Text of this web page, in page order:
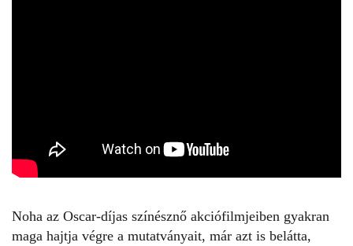
Noha az Oscar-díjas színésznő akciófilmjeiben gyakran
maga hajtja végre a mutatványait, már azt is belátta,